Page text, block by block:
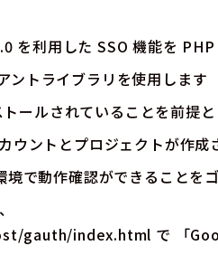
を利用した SSO 機能を PHP
ントライブラリを使用します
ールされていることを前提
ウントとプロジェクトが作成
境で動作確認ができることを
gauth/index.html で 「